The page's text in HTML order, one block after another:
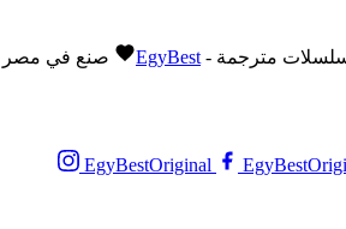
مترجمة - EgyBest صنع في مصر
EgyBestOriginal